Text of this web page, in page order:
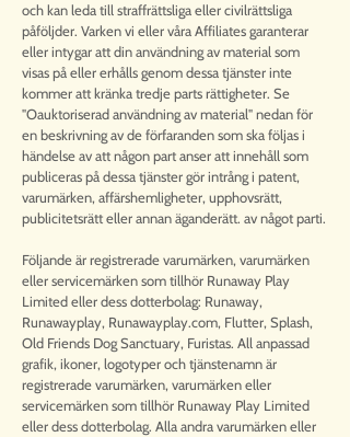
och kan leda till straffrättsliga eller civilrättsliga
påföljder. Varken vi eller våra Affiliates garanterar
eller intygar att din användning av material som
visas på eller erhålls genom dessa tjänster inte
kommer att kränka tredje parts rättigheter. Se
"Oauktoriserad användning av material" nedan för
en beskrivning av de förfaranden som ska följas i
händelse av att någon part anser att innehåll som
publiceras på dessa tjänster gör intrång i patent,
varumärken, affärshemligheter, upphovsrätt,
publicitetsrätt eller annan äganderätt. av något parti.
Följande är registrerade varumärken, varumärken
eller servicemärken som tillhör Runaway Play
Limited eller dess dotterbolag: Runaway,
Runawayplay, Runawayplay.com, Flutter, Splash,
Old Friends Dog Sanctuary, Furistas. All anpassad
grafik, ikoner, logotyper och tjänstenamn är
registrerade varumärken, varumärken eller
servicemärken som tillhör Runaway Play Limited
eller dess dotterbolag. Alla andra varumärken eller